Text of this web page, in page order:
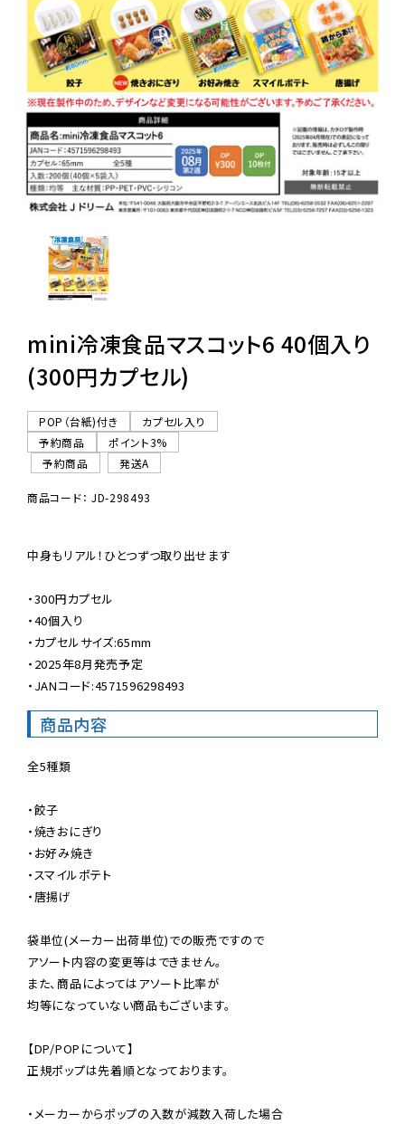
販促用カプセルトイ
よくあるご質問
ご利用ガイド
06-6282-7659
mini冷凍食品マスコット6 40個入り
(300円カプセル)
POP（台紙)付き
カプセル入り
予約商品
ポイント3%
予約商品
発送A
商品コード： JD-298493
中身もリアル！ひとつずつ取り出せます
・300円カプセル
・40個入り
・カプセルサイズ:65mm
・2025年8月発売予定
・JANコード:4571596298493
商品内容
全5種類
・餃子
・焼きおにぎり
・お好み焼き
・スマイルポテト
・唐揚げ
袋単位(メーカー出荷単位)での販売ですので
アソート内容の変更等はできません。
また、商品によってはアソート比率が
均等になっていない商品もございます。
【DP/POPについて】
正規ポップは先着順となっております。
・メーカーからポップの入数が減数入荷した場合